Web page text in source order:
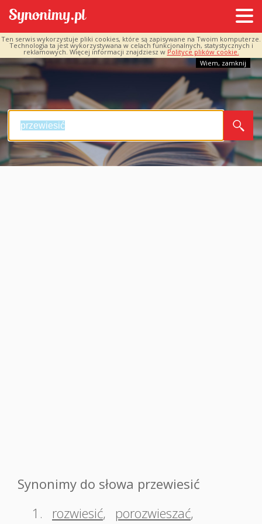
Ten serwis wykorzystuje pliki cookies, które są zapisywane na Twoim komputerze.
Technologia ta jest wykorzystywana w celach funkcjonalnych, statystycznych i
reklamowych. Więcej informacji znajdziesz w Polityce plików cookie.
Wiem, zamknij
Synonimy do słowa przewiesić
1.
rozwiesić, porozwieszać,